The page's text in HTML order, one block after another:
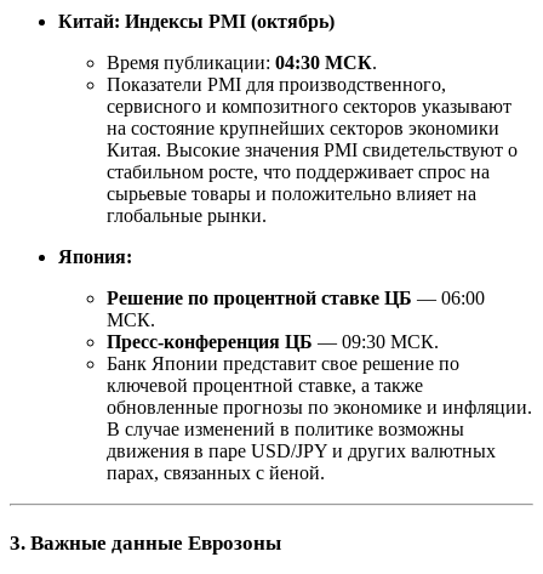
Китай: Индексы PMI (октябрь)
Время публикации: 04:30 МСК.
Показатели PMI для производственного,
сервисного и композитного секторов указывают
на состояние крупнейших секторов экономики
Китая. Высокие значения PMI свидетельствуют о
стабильном росте, что поддерживает спрос на
сырьевые товары и положительно влияет на
глобальные рынки.
Япония:
Решение по процентной ставке ЦБ — 06:00
МСК.
Пресс-конференция ЦБ — 09:30 МСК.
Банк Японии представит свое решение по
ключевой процентной ставке, а также
обновленные прогнозы по экономике и инфляции.
В случае изменений в политике возможны
движения в паре USD/JPY и других валютных
парах, связанных с йеной.
3. Важные данные Еврозоны